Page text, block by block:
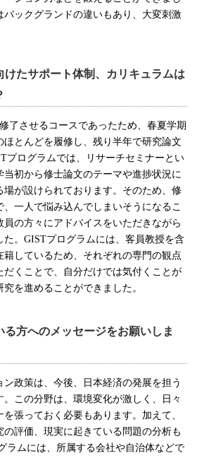
バックグランドの違いもあり、大変刺激
けたサポート体制、カリキュラムは
了させるコースであったため、春夏学期
ほとんどを履修し、残り半年で研究論文
プログラムでは、リサーチセミナーとい
当初から修士論文のテーマや進捗状況に
場が設けられております。そのため、修
一人で悩み込んでしまいそうになるこ
員の方々にアドバイスをいただきながら
。 GISTプログラムには、客員教授を含
籍しているため、それぞれの専門の観点
だくことで、自分だけでは気付くことが
を進めることができました。
る方へのメッセージをお願いしま
政策は、今後、日本経済の発展を担う
この分野は、環境変化が激しく、日々
張っておく必要もあります。加えて、
の評価、現実に起きている問題の分析も
ラムには、所属する会社や自治体などで